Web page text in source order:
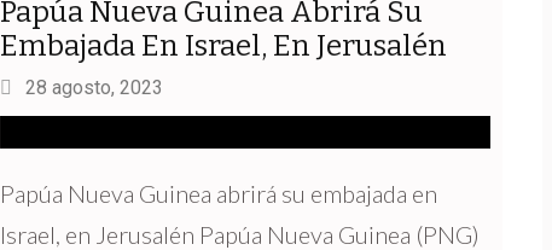
Papúa Nueva Guinea Abrirá Su
Embajada En Israel, En Jerusalén
28 agosto, 2023
Papúa Nueva Guinea abrirá su embajada en
Israel, en Jerusalén Papúa Nueva Guinea (PNG)